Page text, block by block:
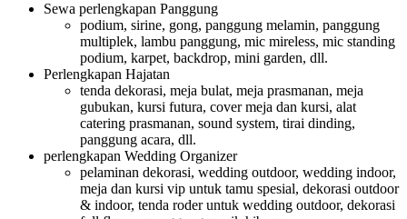
Sewa perlengkapan Panggung
podium, sirine, gong, panggung melamin, panggung
multiplek, lambu panggung, mic mireless, mic standing
podium, karpet, backdrop, mini garden, dll.
Perlengkapan Hajatan
tenda dekorasi, meja bulat, meja prasmanan, meja
gubukan, kursi futura, cover meja dan kursi, alat
catering prasmanan, sound system, tirai dinding,
panggung acara, dll.
perlengkapan Wedding Organizer
pelaminan dekorasi, wedding outdoor, wedding indoor,
meja dan kursi vip untuk tamu spesial, dekorasi outdoor
& indoor, tenda roder untuk wedding outdoor, dekorasi